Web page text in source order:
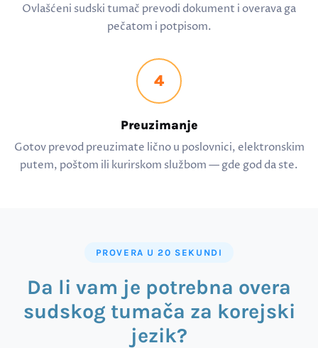
Ovlašćeni sudski tumač prevodi dokument i overava ga
pečatom i potpisom.
4
Preuzimanje
Gotov prevod preuzimate lično u poslovnici, elektronskim
putem, poštom ili kurirskom službom — gde god da ste.
PROVERA U 20 SEKUNDI
Da li vam je potrebna overa
sudskog tumača za korejski
jezik?